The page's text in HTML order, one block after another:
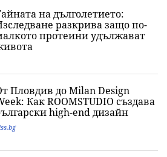
на дълголетието:
разкрива защо по-
протеини удължават
Пловдив до Milan Design
Как ROOMSTUDIO създава
high-end дизайн